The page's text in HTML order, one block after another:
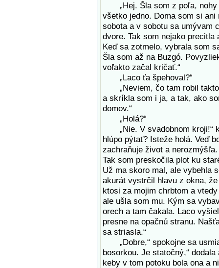
„Hej. Šla som z poľa, nohy
všetko jedno. Doma som si ani
sobota a v sobotu sa umývam
dvore. Tak som nejako
Keď sa zotmelo, vybrala som
Šla som až na Buzgó.
voľakto začal kričať.“
„Laco ťa špehoval?“
„Neviem, čo tam robil takto
a skríkla som i ja, a tak, ako
domov.“
„Holá?“
„Nie. V svadobnom kroji!“
hlúpo pýtať? Isteže holá. Veď
zachraňuje život a
Tak som preskočila plot ku
Už ma skoro mal, ale vybehla
akurát vystrčil hlavu z okna,
ktosi za mojim chrbtom a
ale ušla som mu. Kým sa
orech a tam čakala. Laco
presne na opačnú stranu.
sa striasla.“
„Dobre,“ spokojne sa
bosorkou. Je statočný,“
keby v tom potoku bola ona a